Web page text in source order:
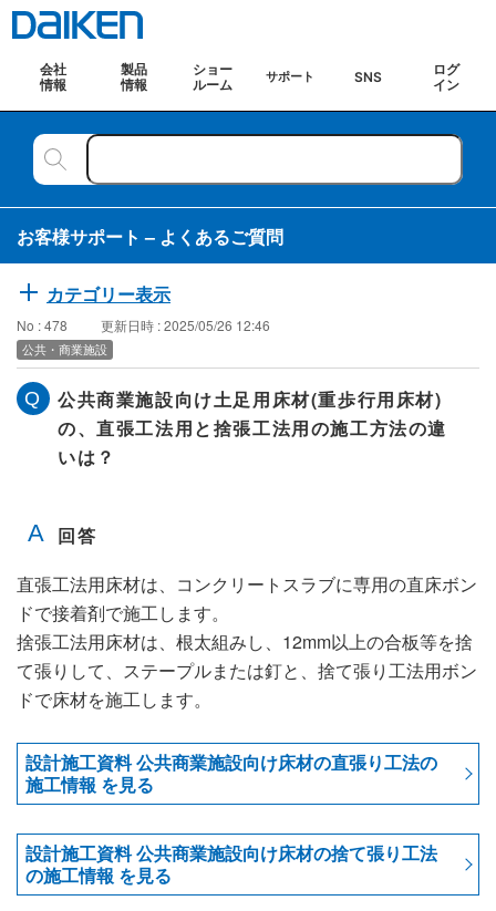
会社
情報
製品
情報
ショー
ルーム
サポート SNS
ログ
イン
お客様サポート – よくあるご質問
カテゴリー表示
No : 478 更新日時 : 2025/05/26 12:46
公共・商業施設
公共商業施設向け土足用床材(重歩行用床材)
の、直張工法用と捨張工法用の施工方法の違
いは？
直張工法用床材は、コンクリートスラブに専用の直床ボン
ドで接着剤で施工します。
捨張工法用床材は、根太組みし、12mm以上の合板等を捨
て張りして、ステープルまたは釘と、捨て張り工法用ボン
ドで床材を施工します。
設計施工資料 公共商業施設向け床材の直張り工法の
施工情報 を見る
設計施工資料 公共商業施設向け床材の捨て張り工法
の施工情報 を見る